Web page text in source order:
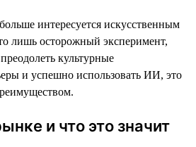
интересуется искусственным
лишь осторожный эксперимент,
культурные
и успешно использовать ИИ, это
и что это значит